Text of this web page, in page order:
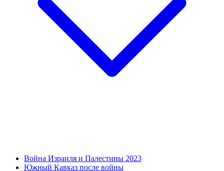
Война Израиля и Палестины 2023
Южный Кавказ после войны